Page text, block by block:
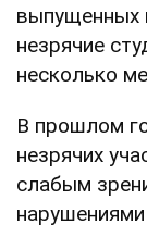
выпущенных
незрячие
несколько
В прошлом
незрячих
слабым